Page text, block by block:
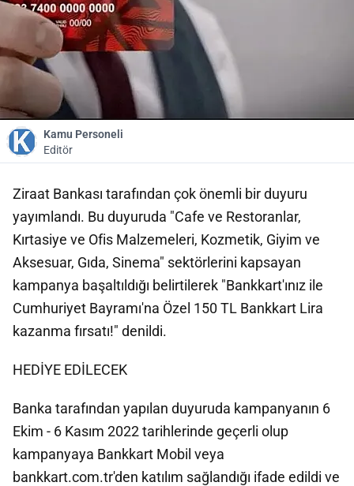
Kamu Personeli
Editör
Ziraat Bankası tarafından çok önemli bir duyuru
yayımlandı. Bu duyuruda "Cafe ve Restoranlar,
Kırtasiye ve Ofis Malzemeleri, Kozmetik, Giyim ve
Aksesuar, Gıda, Sinema" sektörlerini kapsayan
kampanya başaltıldığı belirtilerek "Bankkart'ınız ile
Cumhuriyet Bayramı'na Özel 150 TL Bankkart Lira
kazanma fırsatı!" denildi.
HEDİYE EDİLECEK
Banka tarafından yapılan duyuruda kampanyanın 6
Ekim - 6 Kasım 2022 tarihlerinde geçerli olup
kampanyaya Bankkart Mobil veya
bankkart.com.tr'den katılım sağlandığı ifade edildi ve